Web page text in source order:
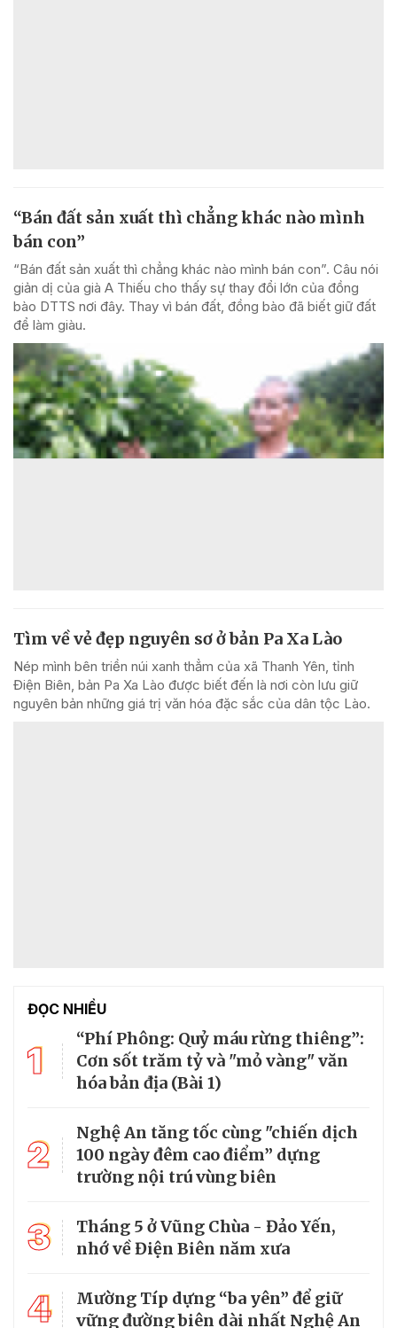
“Bán đất sản xuất thì chẳng khác nào mình
bán con”
“Bán đất sản xuất thì chẳng khác nào mình bán con”. Câu nói
giản dị của già A Thiếu cho thấy sự thay đổi lớn của đồng
bào DTTS nơi đây. Thay vì bán đất, đồng bào đã biết giữ đất
để làm giàu.
Tìm về vẻ đẹp nguyên sơ ở bản Pa Xa Lào
Nép mình bên triền núi xanh thẳm của xã Thanh Yên, tỉnh
Điện Biên, bản Pa Xa Lào được biết đến là nơi còn lưu giữ
nguyên bản những giá trị văn hóa đặc sắc của dân tộc Lào.
ĐỌC NHIỀU
1
“Phí Phông: Quỷ máu rừng thiêng”:
Cơn sốt trăm tỷ và "mỏ vàng" văn
hóa bản địa (Bài 1)
2
Nghệ An tăng tốc cùng "chiến dịch
100 ngày đêm cao điểm” dựng
trường nội trú vùng biên
3
Tháng 5 ở Vũng Chùa - Đảo Yến,
nhớ về Điện Biên năm xưa
4
Mường Típ dựng “ba yên” để giữ
vững đường biên dài nhất Nghệ An